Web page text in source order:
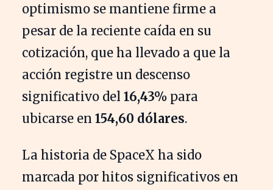
optimismo se mantiene firme a
pesar de la reciente caída en su
cotización, que ha llevado a que la
acción registre un descenso
significativo del 16,43% para
ubicarse en 154,60 dólares.
La historia de SpaceX ha sido
marcada por hitos significativos en